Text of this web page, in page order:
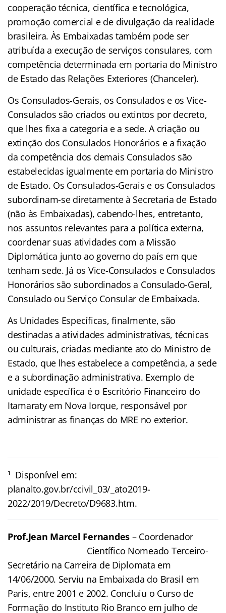
cooperação técnica, científica e tecnológica,
promoção comercial e de divulgação da realidade
brasileira. Às Embaixadas também pode ser
atribuída a execução de serviços consulares, com
competência determinada em portaria do Ministro
de Estado das Relações Exteriores (Chanceler).
Os Consulados-Gerais, os Consulados e os Vice-
Consulados são criados ou extintos por decreto,
que lhes fixa a categoria e a sede. A criação ou
extinção dos Consulados Honorários e a fixação
da competência dos demais Consulados são
estabelecidas igualmente em portaria do Ministro
de Estado. Os Consulados-Gerais e os Consulados
subordinam-se diretamente à Secretaria de Estado
(não às Embaixadas), cabendo-lhes, entretanto,
nos assuntos relevantes para a política externa,
coordenar suas atividades com a Missão
Diplomática junto ao governo do país em que
tenham sede. Já os Vice-Consulados e Consulados
Honorários são subordinados a Consulado-Geral,
Consulado ou Serviço Consular de Embaixada.
As Unidades Específicas, finalmente, são
destinadas a atividades administrativas, técnicas
ou culturais, criadas mediante ato do Ministro de
Estado, que lhes estabelece a competência, a sede
e a subordinação administrativa. Exemplo de
unidade específica é o Escritório Financeiro do
Itamaraty em Nova Iorque, responsável por
administrar as finanças do MRE no exterior.
¹ Disponível em:
planalto.gov.br/ccivil_03/_ato2019-
2022/2019/Decreto/D9683.htm.
Prof.Jean Marcel Fernandes– Coordenador
Científico Nomeado Terceiro-
Secretário na Carreira de Diplomata em
14/06/2000. Serviu na Embaixada do Brasil em
Paris, entre 2001 e 2002. Concluiu o Curso de
Formação do Instituto Rio Branco em julho de